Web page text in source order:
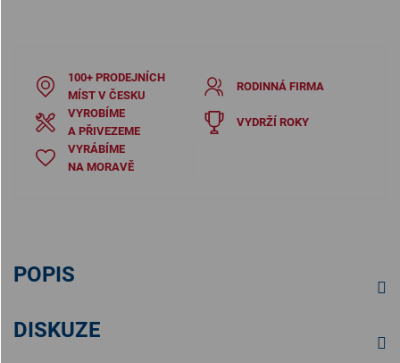
100+ PRODEJNÍCH
MÍST V ČESKU
RODINNÁ FIRMA
VYROBÍME
A PŘIVEZEME
VYDRŽÍ ROKY
VYRÁBÍME
NA MORAVĚ
POPIS
DISKUZE